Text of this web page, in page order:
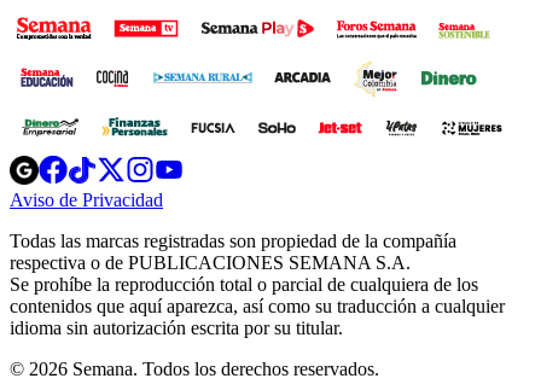
Opens
in
new
Opens
in
new
Opens
in
new
window
Opens
new
windowwindow
Aviso de Privacidad
new
window
Todas las marcas registradas son propiedad de la compañía
respectiva o de PUBLICACIONES SEMANA S.A.
Se prohíbe la reproducción total o parcial de cualquiera de los
contenidos que aquí aparezca, así como su traducción a cualquier
idioma sin autorización escrita por su titular.
© 2026 Semana. Todos los derechos reservados.